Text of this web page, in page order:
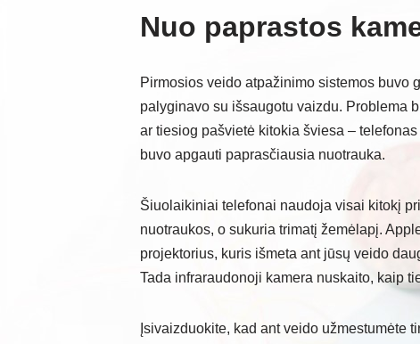
Nuo paprastos
Pirmosios veido atpažinimo sistemos buvo
palyginavo su išsaugotu vaizdu. Problema
ar tiesiog pašvietė kitokia šviesa –
buvo apgauti paprasčiausia nuotrauka.
Šiuolaikiniai telefonai naudoja visai kitokį
nuotraukos, o sukuria trimatį žemėlapį.
projektorius, kuris išmeta ant jūsų veido
Tada infraraudonoji kamera nuskaito, kaip
Įsivaizduokite, kad ant veido užmestumėte